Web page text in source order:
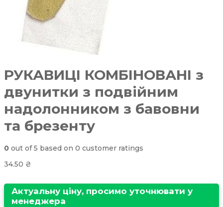
РУКАВИЦІ КОМБІНОВАНІ з
двунитки з подвійним
надолонником з бавовни
та брезенту
0 out of5 based on 0 customer ratings
34.50 ₴
Актуальну ціну, просимо уточнювати у
менеджера